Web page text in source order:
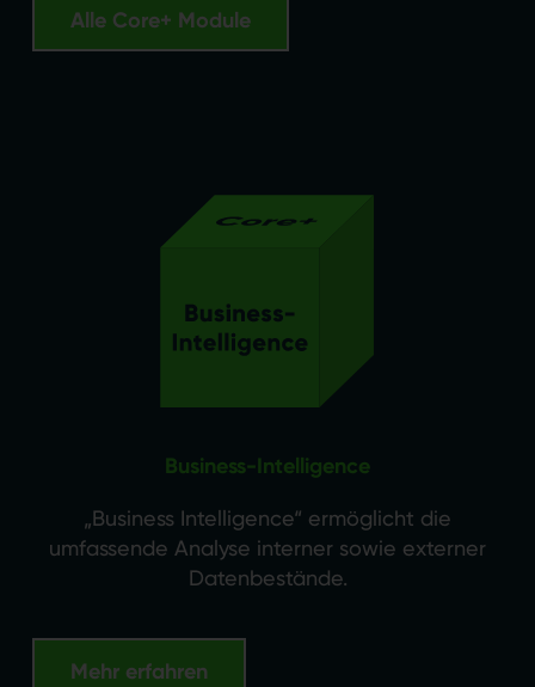
Alle Core+ Module
Business-Intelligence
„Business Intelligence“ ermöglicht die
umfassende Analyse interner sowie externer
Datenbestände.
Mehr erfahren